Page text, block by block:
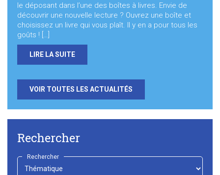
le déposant dans l’une des boîtes à livres. Envie de
découvrir une nouvelle lecture ? Ouvrez une boîte et
choisissez un livre qui vous plaît. Il y en a pour tous les
goûts ! […]
LIRE LA SUITE
VOIR TOUTES LES ACTUALITÉS
Rechercher
Rechercher